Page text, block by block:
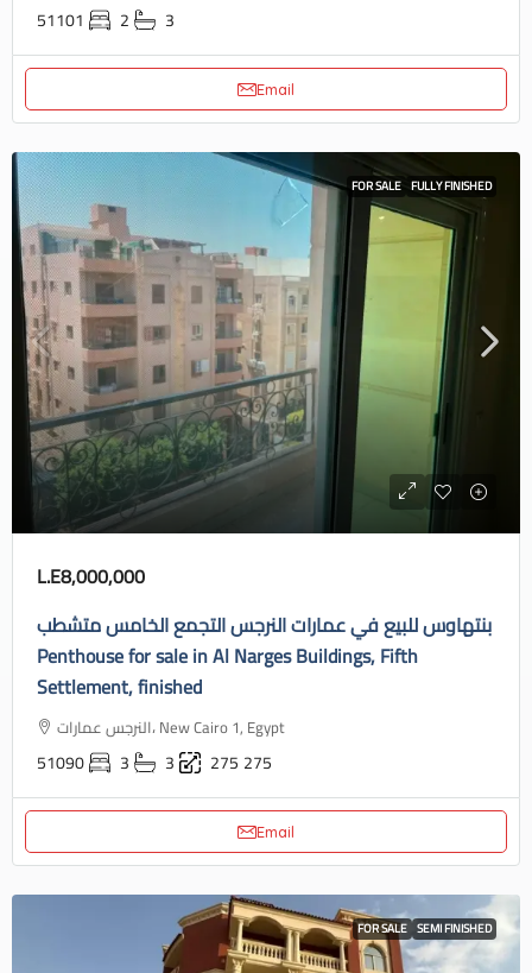
51101 2 3
Email
FOR SALE FULLY FINISHED
L.E8,000,000
بنتهاوس للبيع في عمارات النرجس التجمع الخامس متشطب
Penthouse for sale in Al Narges Buildings, Fifth
Settlement, finished
النرجس عمارات، New Cairo 1, Egypt
51090 3 3 275 275
Email
FOR SALE SEMI FINISHED